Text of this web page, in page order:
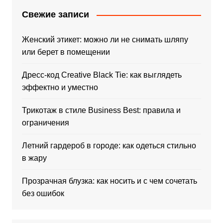
Свежие записи
Женский этикет: можно ли не снимать шляпу
или берет в помещении
Дресс-код Creative Black Tie: как выглядеть
эффектно и уместно
Трикотаж в стиле Business Best: правила и
ограничения
Летний гардероб в городе: как одеться стильно
в жару
Прозрачная блузка: как носить и с чем сочетать
без ошибок